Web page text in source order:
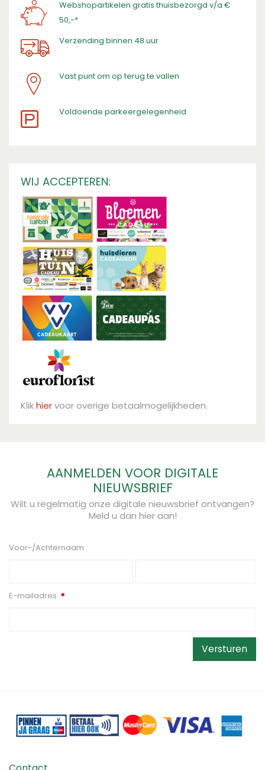
Webshopartikelen gratis thuisbezorgd v/a €
50,-*
Verzending binnen 48 uur
Vast punt om op terug te vallen
​Voldoende parkeergelegenheid
WIJ ACCEPTEREN:
Klikhiervoor overige betaalmogelijkheden.
AANMELDEN VOOR DIGITALE
NIEUWSBRIEF
Wilt u regelmatig onze digitale nieuwsbrief ontvangen?
Meld u dan hier aan!
Voor-/Achternaam:
E-mailadres: *